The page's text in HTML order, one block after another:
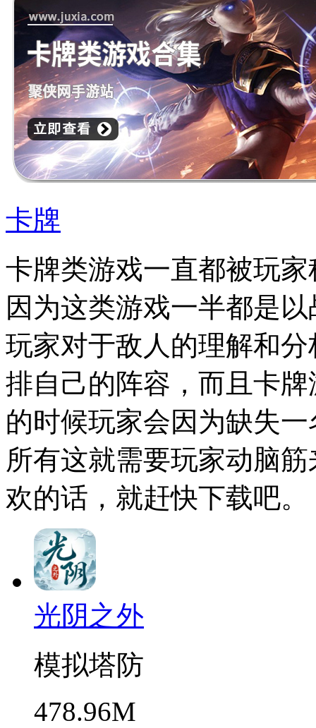
卡牌
卡牌类游戏一直都被玩
因为这类游戏一半都是
玩家对于敌人的理解和
排自己的阵容，而且卡
的时候玩家会因为缺失
所有这就需要玩家动脑
欢的话，就赶快下载吧。
光阴之外
模拟塔防
478.96M